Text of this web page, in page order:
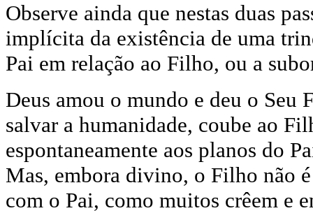
Observe ainda que nestas duas
implícita da existência de uma
Pai em relação ao Filho, ou a
Deus amou o mundo e deu o Seu
salvar a humanidade, coube ao
espontaneamente aos planos do
Mas, embora divino, o Filho não
com o Pai, como muitos crêem e